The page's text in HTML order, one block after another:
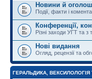
Новини й
Події, факти і
Конференції,
Різні заходи УГТ та з
Нові видання
Огляд, рецензії та
ГЕРАЛЬДИКА, ВЕКСИЛОЛОГІЯ